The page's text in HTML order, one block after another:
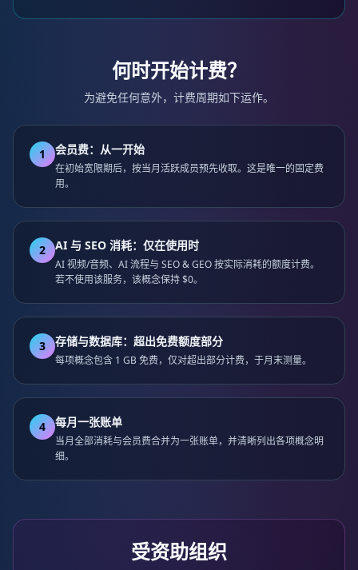
何时开始计费？
为避免任何意外，计费周期如下运作。
1 会员费：从一开始
在初始宽限期后，按当月活跃成员预先收取。这是唯一的固定费
用。
2 AI 与 SEO 消耗：仅在使用时
AI 视频/音频、AI 流程与 SEO & GEO 按实际消耗的额度计费。
若不使用该服务，该概念保持 $0。
3 存储与数据库：超出免费额度部分
每项概念包含 1 GB 免费，仅对超出部分计费，于月末测量。
4 每月一张账单
当月全部消耗与会员费合并为一张账单，并清晰列出各项概念明
细。
受资助组织